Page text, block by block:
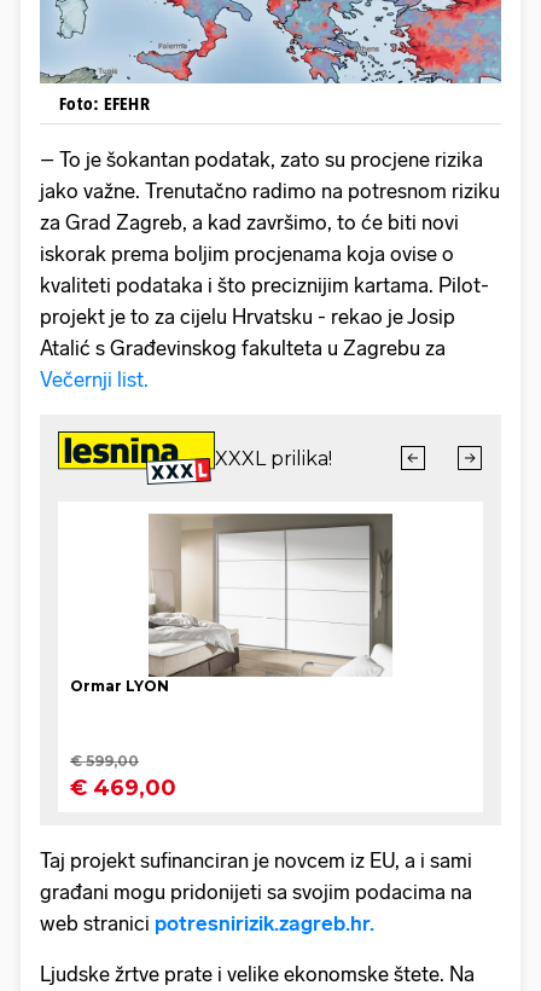
Foto: EFEHR
– To je šokantan podatak, zato su procjene rizika
jako važne. Trenutačno radimo na potresnom riziku
za Grad Zagreb, a kad završimo, to će biti novi
iskorak prema boljim procjenama koja ovise o
kvaliteti podataka i što preciznijim kartama. Pilot-
projekt je to za cijelu Hrvatsku - rekao je Josip
Atalić s Građevinskog fakulteta u Zagrebu za
Večernji list.
Taj projekt sufinanciran je novcem iz EU, a i sami
građani mogu pridonijeti sa svojim podacima na
web stranici potresnirizik.zagreb.hr.
Ljudske žrtve prate i velike ekonomske štete. Na